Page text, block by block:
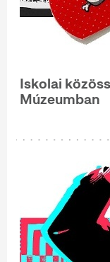
Iskolai
Múzeumban